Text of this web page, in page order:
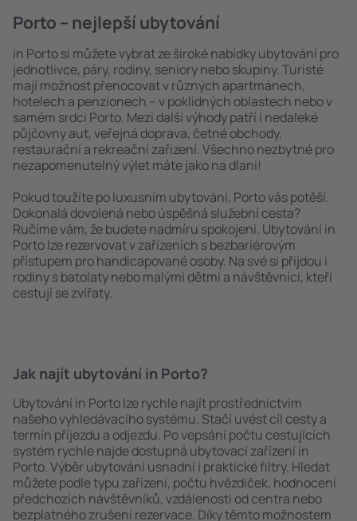
Porto – nejlepší ubytování
in Porto si můžete vybrat ze široké nabídky ubytování pro
jednotlivce, páry, rodiny, seniory nebo skupiny. Turisté
mají možnost přenocovat v různých apartmánech,
hotelech a penzionech – v poklidných oblastech nebo v
samém srdci Porto. Mezi další výhody patří i nedaleké
půjčovny aut, veřejná doprava, četné obchody,
restaurační a rekreační zařízení. Všechno nezbytné pro
nezapomenutelný výlet máte jako na dlani!
Pokud toužíte po luxusním ubytování, Porto vás potěší.
Dokonalá dovolená nebo úspěšná služební cesta?
Ručíme vám, že budete nadmíru spokojeni. Ubytování in
Porto lze rezervovat v zařízeních s bezbariérovým
přístupem pro handicapované osoby. Na své si přijdou i
rodiny s batolaty nebo malými dětmi a návštěvníci, kteří
cestují se zvířaty.
Jak najít ubytování in Porto?
Ubytování in Porto lze rychle najít prostřednictvím
našeho vyhledávacího systému. Stačí uvést cíl cesty a
termín příjezdu a odjezdu. Po vepsání počtu cestujících
systém rychle najde dostupná ubytovací zařízení in
Porto. Výběr ubytování usnadní i praktické filtry. Hledat
můžete podle typu zařízení, počtu hvězdiček, hodnocení
předchozích návštěvníků, vzdálenosti od centra nebo
bezplatného zrušení rezervace. Díky těmto možnostem